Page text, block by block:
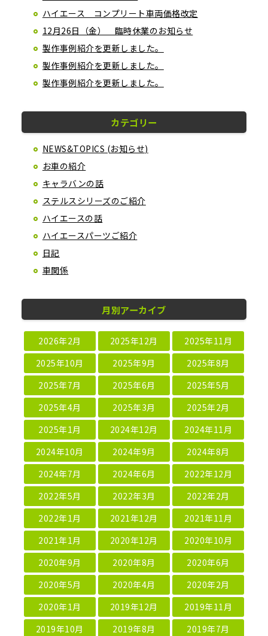
ハイエース コンプリート車両価格改定
12月26日（金） 臨時休業のお知らせ
製作事例紹介を更新しました。
製作事例紹介を更新しました。
製作事例紹介を更新しました。
カテゴリー
NEWS&TOPICS (お知らせ)
お車の紹介
キャラバンの話
ステルスシリーズのご紹介
ハイエースの話
ハイエースパーツご紹介
日記
車関係
月別アーカイブ
2026年2月 2025年12月
2025年11月
2025年10月
2025年9月
2025年8月
2025年7月
2025年6月
2025年5月
2025年4月
2025年3月
2025年2月
2025年1月
2024年12月
2024年11月
2024年10月
2024年9月
2024年8月
2024年7月
2024年6月
2022年12月
2022年5月
2022年3月
2022年2月
2022年1月
2021年12月
2021年11月
2021年1月
2020年12月
2020年10月
2020年9月
2020年8月
2020年6月
2020年5月
2020年4月
2020年2月
2020年1月
2019年12月
2019年11月
2019年10月
2019年8月
2019年7月